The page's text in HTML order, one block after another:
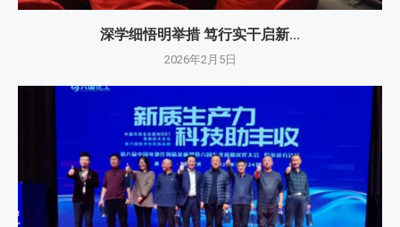
深学细悟明举措 笃行实干启新...
2026年2月5日